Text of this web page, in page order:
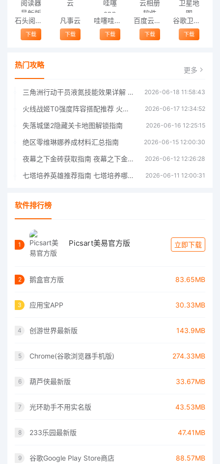
石头阅读器最新版本
下载
凡事云
下载
哇噻哇噻app
下载
百度云相册软件
下载
谷歌卫星地图
下载
热门攻略 更多
三角洲行动干员液氮技能效果详解 三角洲行动干员液氮技能介绍 2026-06-18 11:58:43
火线战姬T0强度阵容搭配推荐 火线战姬T0强度阵容哪个好 2026-06-17 12:34:52
失落城堡2隐藏关卡地图解锁指南 2026-06-16 12:25:15
绝区零维琳娜养成材料汇总指南 2026-06-15 12:00:30
夜幕之下金砖获取指南 夜幕之下金砖获取方法 2026-06-12 12:26:28
七塔培养英雄推荐指南 七塔培养哪个英雄好 2026-06-11 12:00:31
软件排行榜
1 Picsart美易官方版 立即下载
2 鹅盒官方版 83.65MB
3 应用宝APP 30.33MB
4 创游世界最新版 143.9MB
5 Chrome(谷歌浏览器手机版) 274.33MB
6 葫芦侠最新版 33.67MB
7 光环助手不用实名版 43.53MB
8 233乐园最新版 47.41MB
9 谷歌Google Play Store商店 88.57MB